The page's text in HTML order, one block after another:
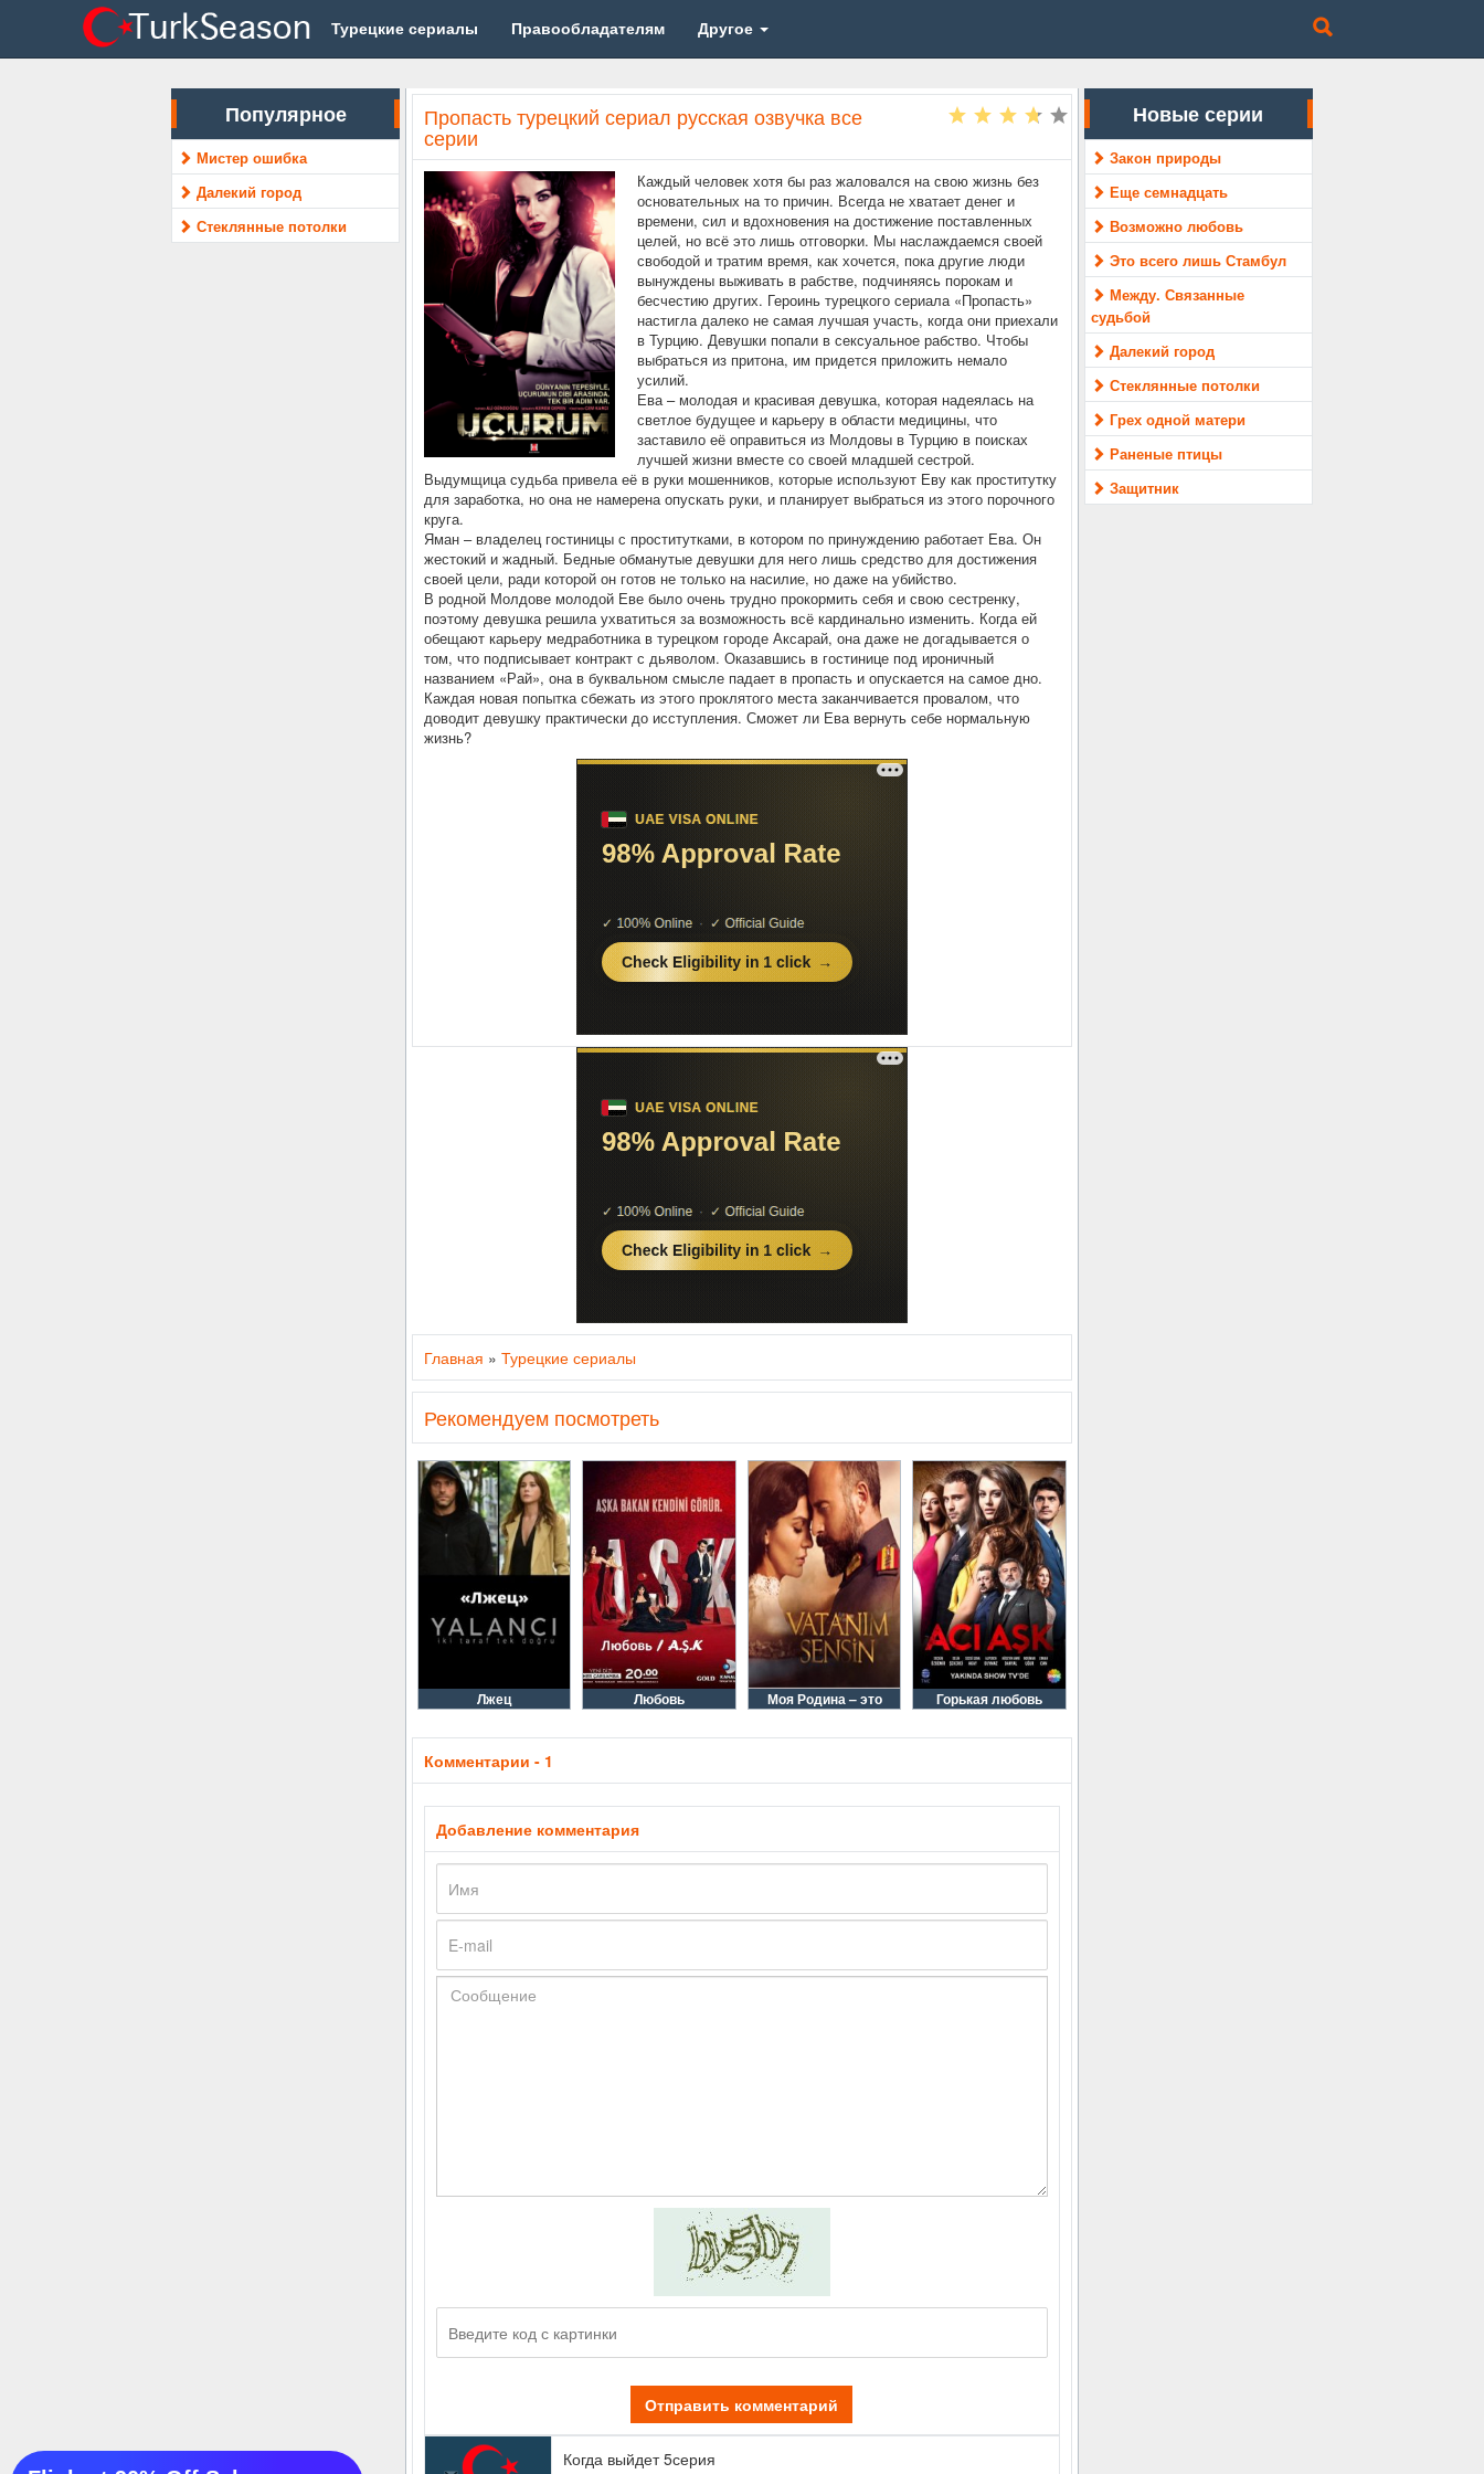
Турецкие сериалы Правообладателям Другое
Популярное
Мистер ошибка
Далекий город
Стеклянные потолки
Пропасть турецкий сериал русская озвучка все
серии
Каждый человек хотя бы раз жаловался на свою жизнь без
основательных на то причин. Всегда не хватает денег и
времени, сил и вдохновения на достижение поставленных
целей, но всё это лишь отговорки. Мы наслаждаемся своей
свободой и тратим время, как хочется, пока другие люди
вынуждены выживать в рабстве, подчиняясь порокам и
бесчестию других. Героинь турецкого сериала «Пропасть»
настигла далеко не самая лучшая участь, когда они приехали
в Турцию. Девушки попали в сексуальное рабство. Чтобы
выбраться из притона, им придется приложить немало
усилий.
Ева – молодая и красивая девушка, которая надеялась на
светлое будущее и карьеру в области медицины, что
заставило её оправиться из Молдовы в Турцию в поисках
лучшей жизни вместе со своей младшей сестрой.
Выдумщица судьба привела её в руки мошенников, которые используют Еву как проститутку
для заработка, но она не намерена опускать руки, и планирует выбраться из этого порочного
круга.
Яман – владелец гостиницы с проститутками, в котором по принуждению работает Ева. Он
жестокий и жадный. Бедные обманутые девушки для него лишь средство для достижения
своей цели, ради которой он готов не только на насилие, но даже на убийство.
В родной Молдове молодой Еве было очень трудно прокормить себя и свою сестренку,
поэтому девушка решила ухватиться за возможность всё кардинально изменить. Когда ей
обещают карьеру медработника в турецком городе Аксарай, она даже не догадывается о
том, что подписывает контракт с дьяволом. Оказавшись в гостинице под ироничный
названием «Рай», она в буквальном смысле падает в пропасть и опускается на самое дно.
Каждая новая попытка сбежать из этого проклятого места заканчивается провалом, что
доводит девушку практически до исступления. Сможет ли Ева вернуть себе нормальную
жизнь?
Главная » Турецкие сериалы
Рекомендуем посмотреть
Лжец Любовь Моя Родина – это Горькая любовь
Комментарии - 1
Добавление комментария
Отправить комментарий
Когда выйдет 5серия
Новые серии
Закон природы
Еще семнадцать
Возможно любовь
Это всего лишь Стамбул
Между. Связанные
судьбой
Далекий город
Стеклянные потолки
Грех одной матери
Раненые птицы
Защитник